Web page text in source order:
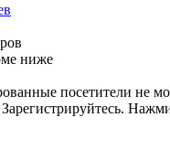
ниже
посетители не